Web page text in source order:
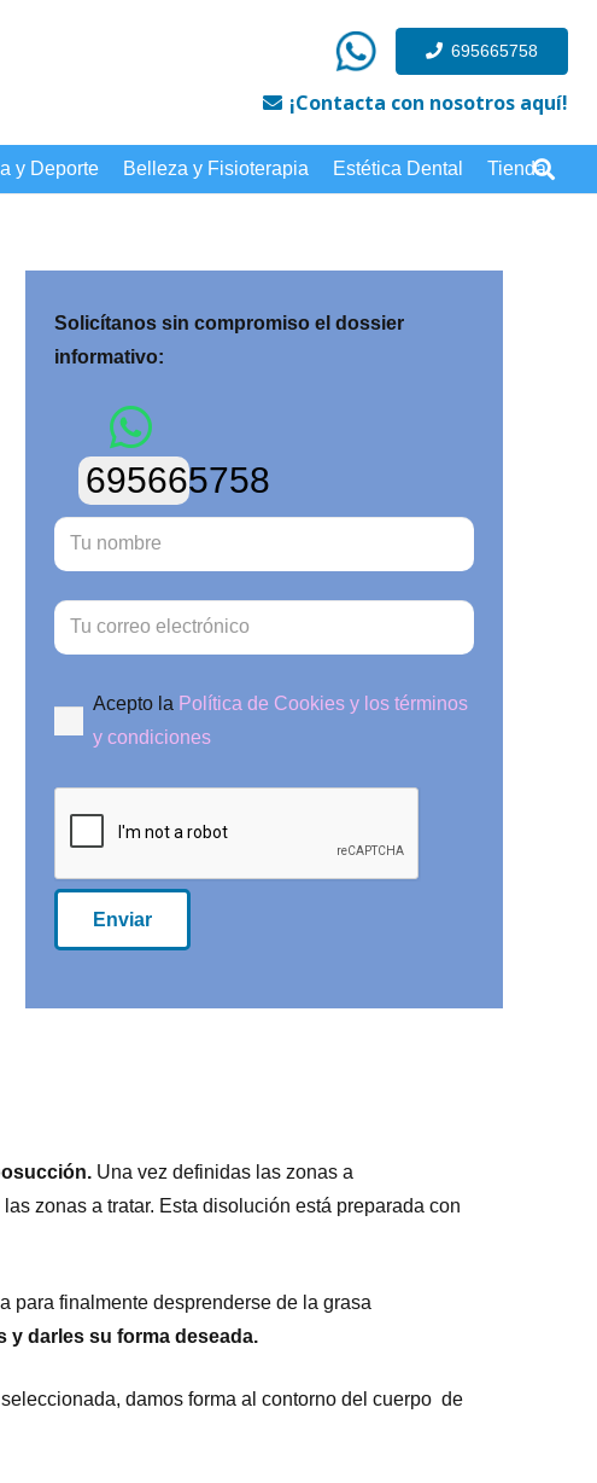
695665758
¡Contacta con nosotros aquí!
y Deporte Belleza y Fisioterapia Estética Dental Tienda
Solicítanos sin compromiso el dossier
informativo:
695665758
Acepto la Política de Cookies y los términos
y condiciones
Una vez definidas las zonas a
las zonas a tratar. Esta disolución está preparada con
para finalmente desprenderse de la grasa
y darles su forma deseada.
damos forma al contorno del cuerpo de